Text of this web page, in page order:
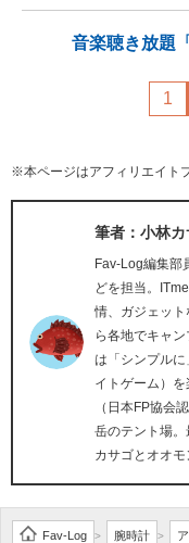
音楽聴き放題
1
※本ページはアフィリエイト
筆者：小林カ
Fav-Log編集部
どを担当。
情、ガジェッ
ら各地でキャ
は「シンプル
イトゲーム）
（日本FP協会
岳のテント場
カサゴとオオモ
Fav-Log > 腕時計 >